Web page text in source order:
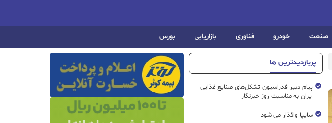
صنعت خودرو فناوری بازاریابی بورس
پربازدیدترین ها
پیام دبیر فدراسیون تشکل‌های صنایع غذایی
ایران به مناسبت روز خبرنگار
سایپا واگذار می شود